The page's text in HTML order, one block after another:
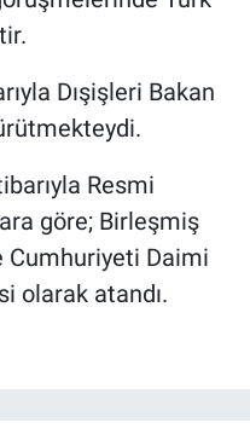
Dışişleri Bakan
Resmi
göre; Birleşmiş
Cumhuriyeti Daimi
olarak atandı.